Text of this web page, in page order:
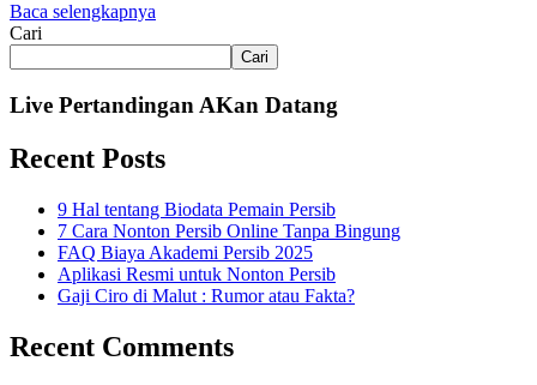
Baca selengkapnya
Cari
Cari
Live Pertandingan AKan Datang
Recent Posts
9 Hal tentang Biodata Pemain Persib
7 Cara Nonton Persib Online Tanpa Bingung
FAQ Biaya Akademi Persib 2025
Aplikasi Resmi untuk Nonton Persib
Gaji Ciro di Malut : Rumor atau Fakta?
Recent Comments